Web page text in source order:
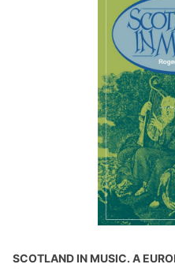
SCOTLAND IN MUSIC. A